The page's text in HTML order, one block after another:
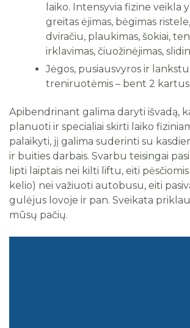
laiko. Intensyvia fizine veikla
greitas ėjimas, bėgimas
dviračiu, plaukimas, šokiai,
irklavimas, čiuožinėjimas,
Jėgos, pusiausvyros ir
treniruotėmis – bent 2 kartus
Apibendrinant galima daryti išvadą,
planuoti ir specialiai skirti laiko
palaikyti, jį galima suderinti su
ir buities darbais. Svarbu teisingai
lipti laiptais nei kilti liftu, eiti
kelio) nei važiuoti autobusu, eiti
gulėjus lovoje ir pan. Sveikata
mūsų pačių.